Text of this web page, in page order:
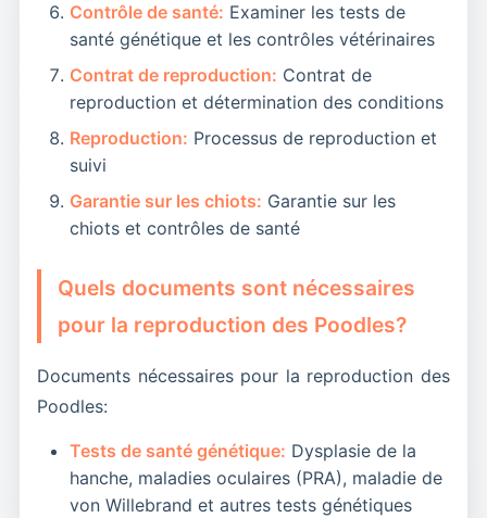
vous ne souhaitez pas refaire une portée,
la stérilisation peut être envisagée pour
prévenir d'éventuels problèmes de santé
(infections utérines, cancers) .
La reproduction est une aventure passionnante
mais exigeante. Avec une bonne préparation et
une attention constante à la santé et au bien-
être des chiens, elle peut être une expérience
n'hésitez pas à publier une annonce détaillée
sur Petopic et à échanger avec d'autres
Contrôle de santé: Examiner les tests de
santé génétique et les contrôles vétérinaires
Contrat de reproduction: Contrat de
reproduction et détermination des conditions
Reproduction: Processus de reproduction et
suivi
Garantie sur les chiots: Garantie sur les
chiots et contrôles de santé
Quels documents sont nécessaires
pour la reproduction des Poodles?
Documents nécessaires pour la reproduction des
Poodles:
Tests de santé génétique: Dysplasie de la
hanche, maladies oculaires (PRA), maladie de
von Willebrand et autres tests génétiques